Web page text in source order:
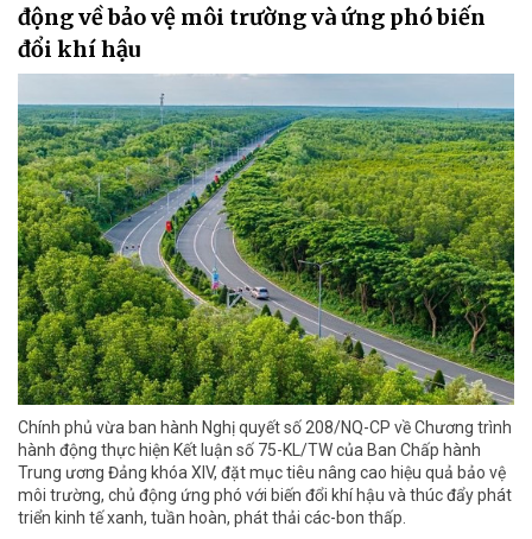
động về bảo vệ môi trường và ứng phó biến
đổi khí hậu
Chính phủ vừa ban hành Nghị quyết số 208/NQ-CP về Chương trình
hành động thực hiện Kết luận số 75-KL/TW của Ban Chấp hành
Trung ương Đảng khóa XIV, đặt mục tiêu nâng cao hiệu quả bảo vệ
môi trường, chủ động ứng phó với biến đổi khí hậu và thúc đẩy phát
triển kinh tế xanh, tuần hoàn, phát thải các-bon thấp.